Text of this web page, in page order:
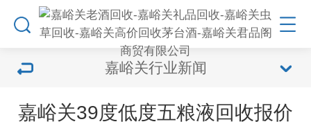
嘉峪关行业新闻
嘉峪关39度低度五粮液回收报价